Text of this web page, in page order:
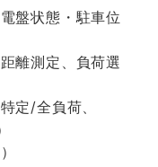
盤状態・駐車位
離測定、負荷選
定/全負荷、